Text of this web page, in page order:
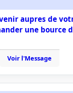
aupres de
une bource
Voir l'Message